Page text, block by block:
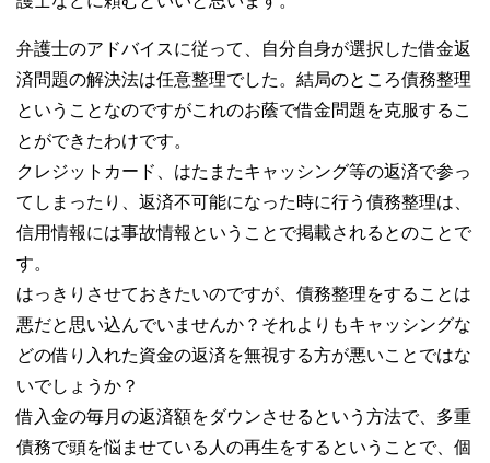
弁護士のアドバイスに従って、自分自身が選択した借金返
済問題の解決法は任意整理でした。結局のところ債務整理
ということなのですがこれのお蔭で借金問題を克服するこ
とができたわけです。
クレジットカード、はたまたキャッシング等の返済で参っ
てしまったり、返済不可能になった時に行う債務整理は、
信用情報には事故情報ということで掲載されるとのことで
す。
はっきりさせておきたいのですが、債務整理をすることは
悪だと思い込んでいませんか？それよりもキャッシングな
どの借り入れた資金の返済を無視する方が悪いことではな
いでしょうか？
借入金の毎月の返済額をダウンさせるという方法で、多重
債務で頭を悩ませている人の再生をするということで、個